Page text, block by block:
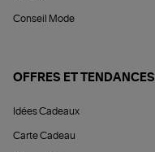
Conseil Mode
OFFRES ET TENDANCES
Idées Cadeaux
Carte Cadeau